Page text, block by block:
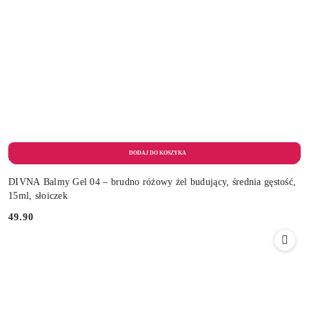
DIVNA Balmy Gel 04 – brudno różowy żel budujący, średnia gęstość,
15ml, słoiczek
Cena:
49.90